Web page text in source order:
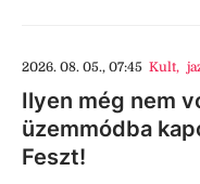
2026. 08. 05., 07:45 Kult,
Ilyen még nem
üzemmódba
Feszt!